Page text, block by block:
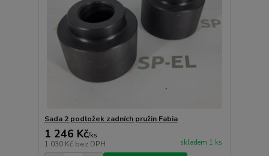
Sada 2 podložek zadních pružin Fabia
1 246 Kč/ks
1 030 Kč bez DPH skladem 1 ks